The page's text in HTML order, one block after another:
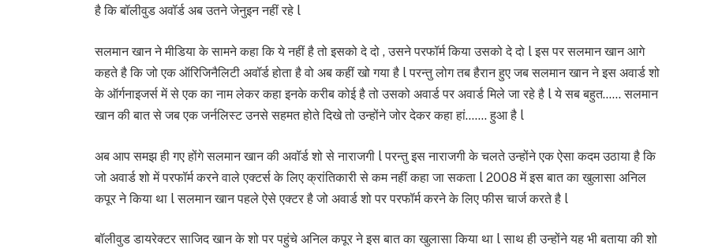
है कि बॉलीवुड अवॉर्ड अब उतने जेनुइन नहीं रहे l
सलमान खान ने मीडिया के सामने कहा कि ये नहीं है तो इसको दे दो , उसने परफॉर्म किया उसको दे दो l इस पर सलमान खान आगे
कहते है कि जो एक ऑरिजिनैलिटी अवॉर्ड होता है वो अब कहीं खो गया है l परन्तु लोग तब हैरान हुए जब सलमान खान ने इस अवार्ड शो
के ऑर्गनाइजर्स में से एक का नाम लेकर कहा इनके करीब कोई है तो उसको अवार्ड पर अवार्ड मिले जा रहे है l ये सब बहुत…… सलमान
खान की बात से जब एक जर्नलिस्ट उनसे सहमत होते दिखे तो उन्होंने जोर देकर कहा हां……. हुआ है l
अब आप समझ ही गए होंगे सलमान खान की अवॉर्ड शो से नाराजगी l परन्तु इस नाराजगी के चलते उन्होंने एक ऐसा कदम उठाया है कि
जो अवार्ड शो में परफॉर्म करने वाले एक्टर्स के लिए क्रांतिकारी से कम नहीं कहा जा सकता l 2008 में इस बात का खुलासा अनिल
कपूर ने किया था l सलमान खान पहले ऐसे एक्टर है जो अवार्ड शो पर परफॉर्म करने के लिए फीस चार्ज करते है l
बॉलीवुड डायरेक्टर साजिद खान के शो पर पहुंचे अनिल कपूर ने इस बात का खुलासा किया था l साथ ही उन्होंने यह भी बताया की शो